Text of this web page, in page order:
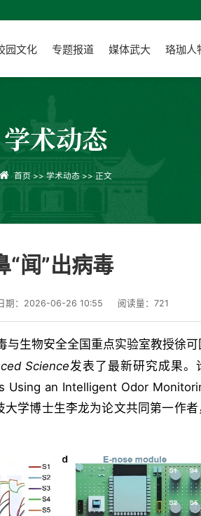
园文化 专题报道 媒体武大 珞珈人
学术动态
首页 >>学术动态 >> 正文
“闻”出病毒
期：2026-06-26 10:55 阅读量： 721
生物安全全国重点实验室教授徐
Science发表了最新研究成果。
Using an Intelligent Odor
学博士生李龙为论文共同第一作